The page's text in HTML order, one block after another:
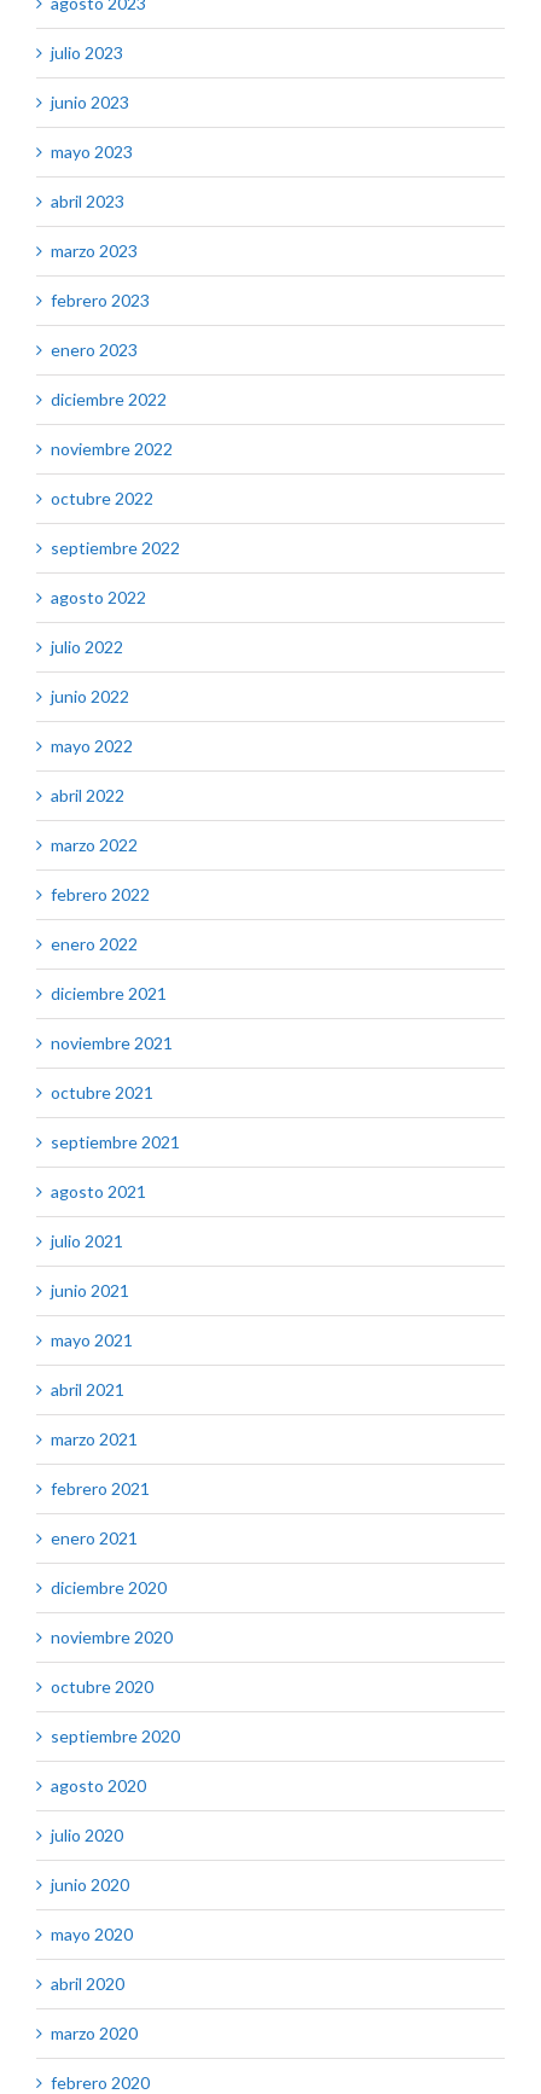
julio 2023
junio 2023
mayo 2023
abril 2023
marzo 2023
febrero 2023
enero 2023
diciembre 2022
noviembre 2022
octubre 2022
septiembre 2022
agosto 2022
julio 2022
junio 2022
mayo 2022
abril 2022
marzo 2022
febrero 2022
enero 2022
diciembre 2021
noviembre 2021
octubre 2021
septiembre 2021
agosto 2021
julio 2021
junio 2021
mayo 2021
abril 2021
marzo 2021
febrero 2021
enero 2021
diciembre 2020
noviembre 2020
octubre 2020
septiembre 2020
agosto 2020
julio 2020
junio 2020
mayo 2020
abril 2020
marzo 2020
febrero 2020